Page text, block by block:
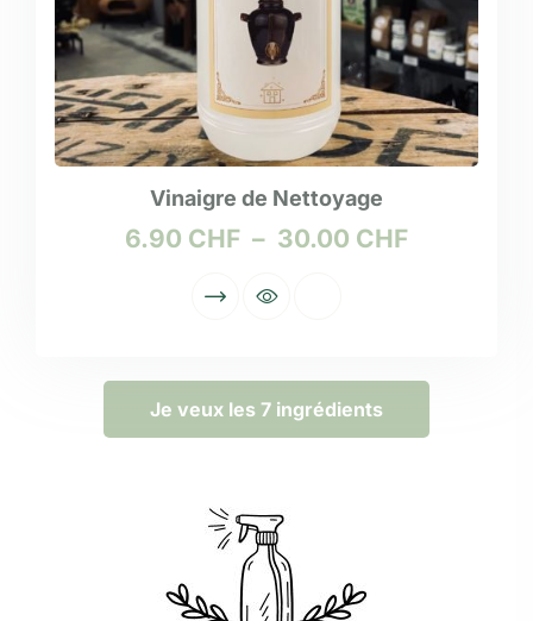
Vinaigre de Nettoyage
6.90 CHF – 30.00 CHF
Je veux les 7 ingrédients